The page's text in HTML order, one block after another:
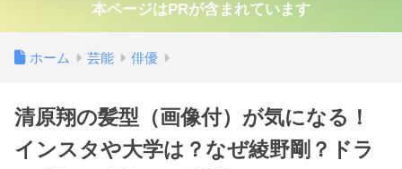
本ページはPRが含まれています
ホーム 芸能 俳優
清原翔の髪型（画像付）が気になる！
インスタや大学は？なぜ綾野剛？ドラ